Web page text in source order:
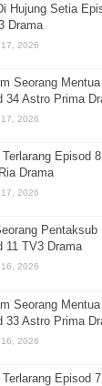
Hujung Setia
Drama
2026
Seorang Mentua
34 Astro Prima
2026
Terlarang Episod 8
Drama
2026
Pentaksub
11 TV3 Drama
2026
Seorang Mentua
33 Astro Prima
2026
Terlarang Episod 7